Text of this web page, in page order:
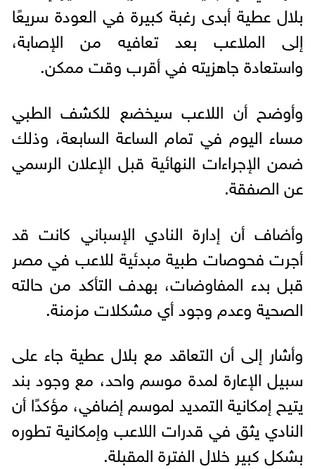
بلال عطية أبدى رغبة كبيرة في العودة سريعًا
إلى الملاعب بعد تعافيه من الإصابة،
واستعادة جاهزيته في أقرب وقت ممكن.
وأوضح أن اللاعب سيخضع للكشف الطبي
مساء اليوم في تمام الساعة السابعة، وذلك
ضمن الإجراءات النهائية قبل الإعلان الرسمي
عن الصفقة.
وأضاف أن إدارة النادي الإسباني كانت قد
أجرت فحوصات طبية مبدئية للاعب في مصر
قبل بدء المفاوضات، بهدف التأكد من حالته
الصحية وعدم وجود أي مشكلات مزمنة.
وأشار إلى أن التعاقد مع بلال عطية جاء على
سبيل الإعارة لمدة موسم واحد، مع وجود بند
يتيح إمكانية التمديد لموسم إضافي، مؤكدًا أن
النادي يثق في قدرات اللاعب وإمكانية تطوره
بشكل كبير خلال الفترة المقبلة.